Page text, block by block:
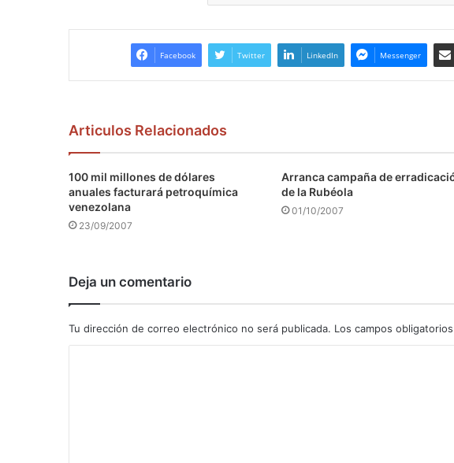
Facebook Twitter LinkedIn Messenger
Articulos Relacionados
100 mil millones de dólares
anuales facturará petroquímica
venezolana
23/09/2007
Arranca campaña de
de la Rubéola
01/10/2007
Deja un comentario
Tu dirección de correo electrónico no será publicada. Los campos